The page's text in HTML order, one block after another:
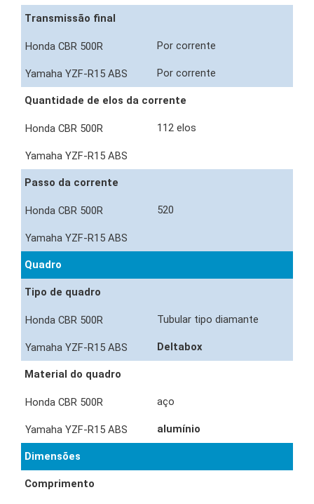
Transmissão final
Por corrente
Por corrente
Quantidade de elos da corrente
112 elos
Passo da corrente
520
Quadro
Tipo de quadro
Tubular tipo diamante
Deltabox
Material do quadro
aço
alumínio
Dimensões
Comprimento